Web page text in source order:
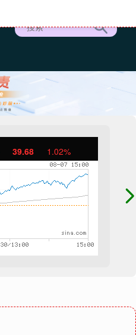
39.68 1.02%